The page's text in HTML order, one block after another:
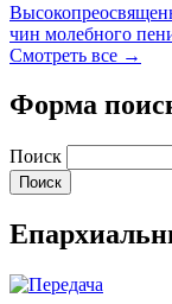
чин молебного
Смотреть все →
Форма
Поиск